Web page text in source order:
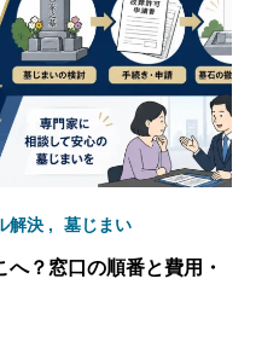
解決 墓じまい
？窓口の順番と費用・